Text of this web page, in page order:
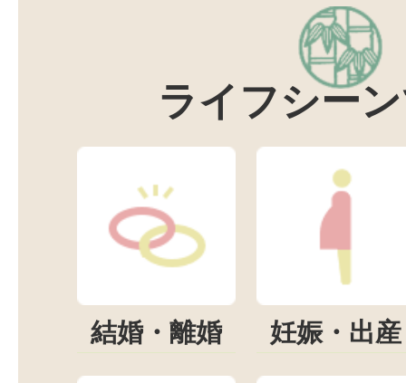
ライフシー
結婚・離婚 妊娠・出産